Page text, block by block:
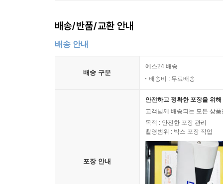
배송/반품/교환 안내
배송 안내
배송 구분
예스24 배송
배송비 : 무료배송
포장 안내
안전하고 정확한 포장을 위
고객님께 배송되는 모든 상
목적 : 안전한 포장 관리
촬영범위 : 박스 포장 작업